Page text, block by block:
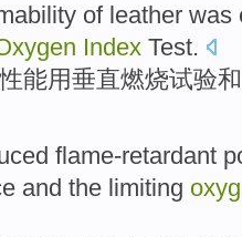
of leather
Index Test.
性能用垂直燃烧试验和
flame-retardant
and the limiting